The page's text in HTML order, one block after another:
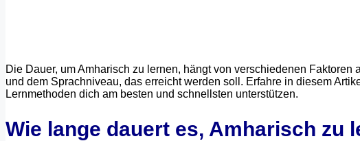
Die Dauer, um Amharisch zu lernen, hängt von verschiedenen
und dem Sprachniveau, das erreicht werden soll. Erfahre in diesem
Lernmethoden dich am besten und schnellsten unterstützen.
Wie lange dauert es, Amharisch zu